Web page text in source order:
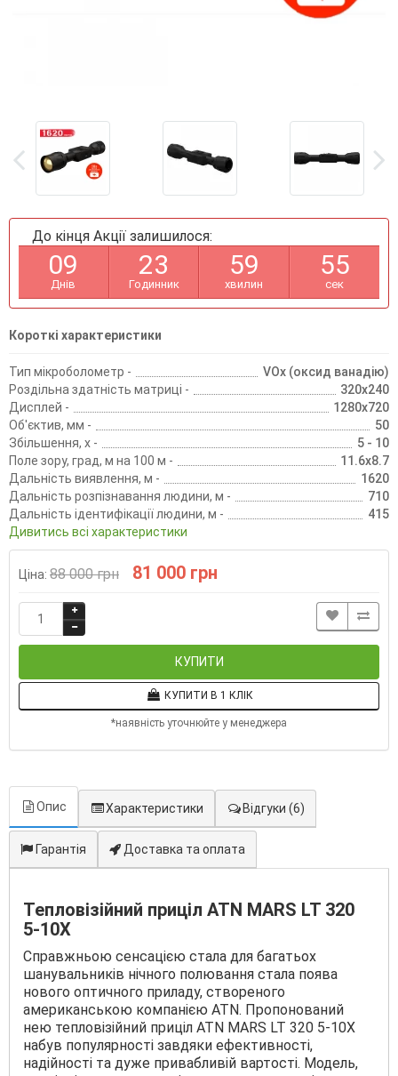
До кінця Акції залишилося:
09
Днів
23
Годинник
59
хвилин
54
сек
Короткі характеристики
Тип мікроболометр -
VOx (оксид ванадію)
Роздільна здатність матриці -
320x240
Дисплей -
1280x720
Об'єктив, мм -
50
Збільшення, х -
5 - 10
Поле зору, град, м на 100 м -
11.6x8.7
Дальність виявлення, м -
1620
Дальність розпізнавання людини, м -
710
Дальність ідентифікації людини, м -
415
Дивитись всі характеристики
Ціна: 88 000 грн 81 000 грн
КУПИТИ
КУПИТИ В 1 КЛІК
*наявність уточнюйте у менеджера
Опис Характеристики Відгуки (6)
Гарантія Доставка та оплата
Тепловізійний приціл ATN MARS LT 320
5-10X
Справжньою сенсацією стала для багатьох
шанувальників нічного полювання стала поява
нового оптичного приладу, створеного
американською компанією ATN. Пропонований
нею тепловізійний приціл ATN MARS LT 320 5-10X
набув популярності завдяки ефективності,
надійності та дуже привабливій вартості. Модель,